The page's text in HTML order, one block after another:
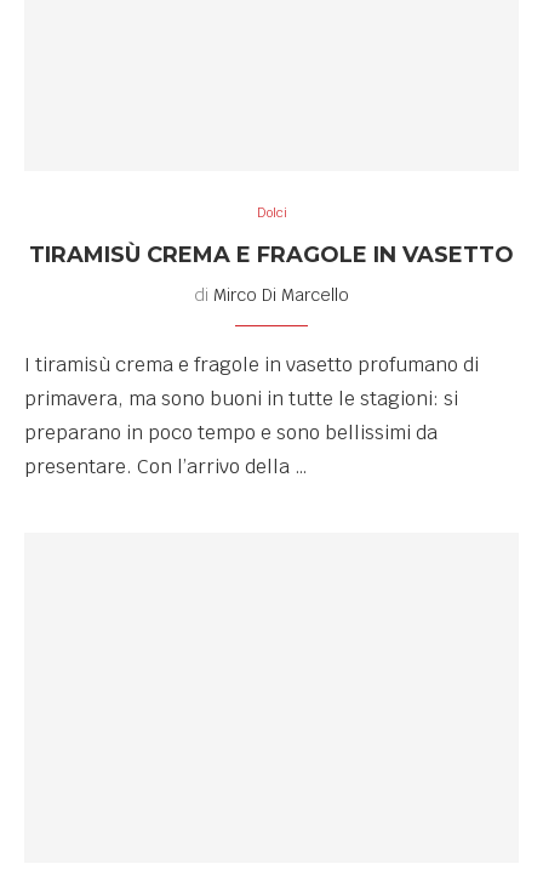
Dolci
TIRAMISÙ CREMA E FRAGOLE IN VASETTO
di Mirco Di Marcello
I tiramisù crema e fragole in vasetto profumano di
primavera, ma sono buoni in tutte le stagioni: si
preparano in poco tempo e sono bellissimi da
presentare. Con l’arrivo della …